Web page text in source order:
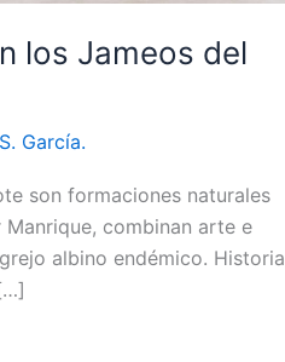
los Jameos del
S. García.
son formaciones naturales
combinan arte e
albino endémico. Historia